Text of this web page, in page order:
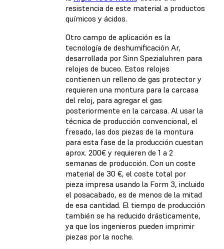
resistencia de este material a productos
químicos y ácidos.
Otro campo de aplicación es la
tecnología de deshumificación Ar,
desarrollada por Sinn Spezialuhren para
relojes de buceo. Estos relojes
contienen un relleno de gas protector y
requieren una montura para la carcasa
del reloj, para agregar el gas
posteriormente en la carcasa. Al usar la
técnica de producción convencional, el
fresado, las dos piezas de la montura
para esta fase de la producción cuestan
aprox. 200€ y requieren de 1 a 2
semanas de producción. Con un coste
material de 30 €, el coste total por
pieza impresa usando la Form 3, incluido
el posacabado, es de menos de la mitad
de esa cantidad. El tiempo de producción
también se ha reducido drásticamente,
ya que los ingenieros pueden imprimir
piezas por la noche.